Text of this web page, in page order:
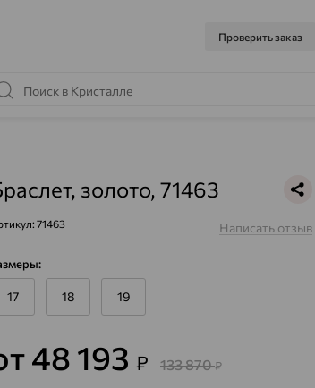
Проверить заказ
золото, 71463
71463 Написать отзыв
17 18 19
48 193 ₽ 133 870₽